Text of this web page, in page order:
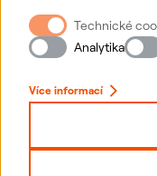
webové stránky vašim
Pro sběr a zpracování
nám můžete udělit
zpracování osobních
Technické
Analytika
Více informací